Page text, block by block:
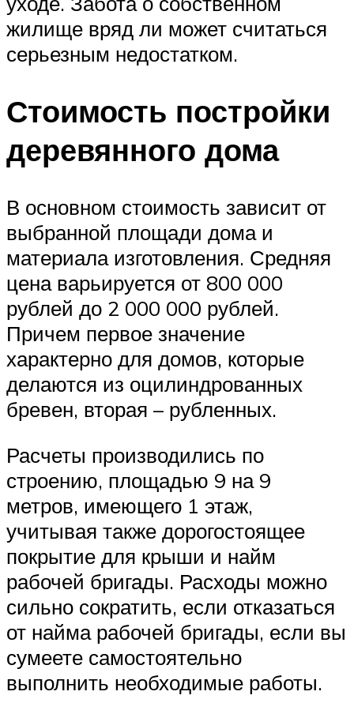
жилище вряд ли может считаться
серьезным недостатком.
Стоимость постройки
деревянного дома
В основном стоимость зависит от
выбранной площади дома и
материала изготовления. Средняя
цена варьируется от 800 000
рублей до 2 000 000 рублей.
Причем первое значение
характерно для домов, которые
делаются из оцилиндрованных
бревен, вторая – рубленных.
Расчеты производились по
строению, площадью 9 на 9
метров, имеющего 1 этаж,
учитывая также дорогостоящее
покрытие для крыши и найм
рабочей бригады. Расходы можно
сильно сократить, если отказаться
от найма рабочей бригады, если вы
сумеете самостоятельно
выполнить необходимые работы.